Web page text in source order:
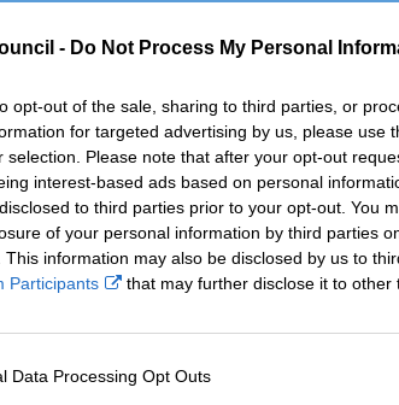
- Do Not Process My Personal
opt-out of the sale, sharing to third parties, or
for targeted advertising by us, please use
selection. Please note that after your opt-out
interest-based ads based on personal
to third parties prior to your opt-out. You
of your personal information by third parties
This information may also be disclosed by us to
Participants
that may further disclose it to other
Data Processing Opt Outs
Trawsnewid gwerth
yn rhoi £127,000 ychwanegol.
nhw gael eu harddangos
Corfforaethol ac
sydd eisoes yn cael ei
flynyddol a daeth llawer i
i foderneiddio'r
gobeithio y bydd pobl yn
barn amdanyn nhw gyda ni."